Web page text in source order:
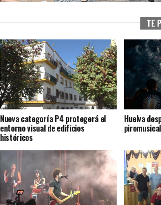
TE
Nueva categoría P4 protegerá el
entorno visual de edificios
históricos
Huelva